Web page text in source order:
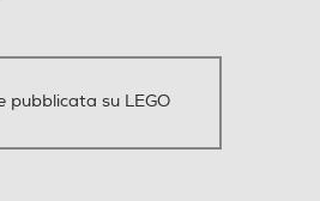
pubblicata su LEGO